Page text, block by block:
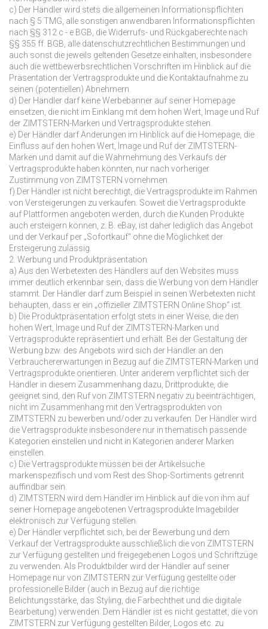
c) Der Händler wird stets die allgemeinen Informationspflichten
nach § 5 TMG, alle sonstigen anwendbaren Informationspflichten
nach §§ 312 c - e BGB, die Widerrufs- und Rückgaberechte nach
§§ 355 ff. BGB, alle datenschutzrechtlichen Bestimmungen und
auch sonst die jeweils geltenden Gesetze einhalten, insbesondere
auch die wettbewerbsrechtlichen Vorschriften im Hinblick auf die
Präsentation der Vertragsprodukte und die Kontaktaufnahme zu
seinen (potentiellen) Abnehmern.
d) Der Händler darf keine Werbebanner auf seiner Homepage
einsetzen, die nicht im Einklang mit dem hohen Wert, Image und Ruf
der ZIMTSTERN-Marken und Vertragsprodukte stehen.
e) Der Händler darf Änderungen im Hinblick auf die Homepage, die
Einfluss auf den hohen Wert, Image und Ruf der ZIMTSTERN-
Marken und damit auf die Wahrnehmung des Verkaufs der
Vertragsprodukte haben könnten, nur nach vorheriger
Zustimmung von ZIMTSTERN vornehmen.
f) Der Händler ist nicht berechtigt, die Vertragsprodukte im Rahmen
von Versteigerungen zu verkaufen. Soweit die Vertragsprodukte
auf Plattformen angeboten werden, durch die Kunden Produkte
auch ersteigern können, z. B. eBay, ist daher lediglich das Angebot
und der Verkauf per „Sofortkauf“ ohne die Möglichkeit der
Ersteigerung zulässig.
2. Werbung und Produktpräsentation
a) Aus den Werbetexten des Händlers auf den Websites muss
immer deutlich erkennbar sein, dass die Werbung von dem Händler
stammt. Der Händler darf zum Beispiel in seinen Werbetexten nicht
behaupten, dass er ein „offizieller ZIMTSTERN Online Shop“ ist.
b) Die Produktpräsentation erfolgt stets in einer Weise, die den
hohen Wert, Image und Ruf der ZIMTSTERN-Marken und
Vertragsprodukte repräsentiert und erhält. Bei der Gestaltung der
Werbung bzw. des Angebots wird sich der Händler an den
Verbrauchererwartungen in Bezug auf die ZIMTSTERN-Marken und
Vertragsprodukte orientieren. Unter anderem verpflichtet sich der
Händler in diesem Zusammenhang dazu, Drittprodukte, die
geeignet sind, den Ruf von ZIMTSTERN negativ zu beeinträchtigen,
nicht im Zusammenhang mit den Vertragsprodukten von
ZIMTSTERN zu bewerben und/oder zu verkaufen. Der Händler wird
die Vertragsprodukte insbesondere nur in thematisch passende
Kategorien einstellen und nicht in Kategorien anderer Marken
einstellen.
c) Die Vertragsprodukte müssen bei der Artikelsuche
markenspezifisch und vom Rest des Shop-Sortiments getrennt
auffindbar sein.
d) ZIMTSTERN wird dem Händler im Hinblick auf die von ihm auf
seiner Homepage angebotenen Vertragsprodukte Imagebilder
elektronisch zur Verfügung stellen.
e) Der Händler verpflichtet sich, bei der Bewerbung und dem
Verkauf der Vertragsprodukte ausschließlich die von ZIMTSTERN
zur Verfügung gestellten und freigegebenen Logos und Schriftzüge
zu verwenden. Als Produktbilder wird der Händler auf seiner
Homepage nur von ZIMTSTERN zur Verfügung gestellte oder
professionelle Bilder (auch in Bezug auf die richtige
Belichtungsstärke, das Styling, die Farbechtheit und die digitale
Bearbeitung) verwenden. Dem Händler ist es nicht gestattet, die von
ZIMTSTERN zur Verfügung gestellten Bilder, Logos etc. zu